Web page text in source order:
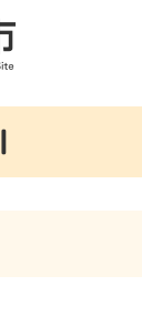
ューを飛ばして本文